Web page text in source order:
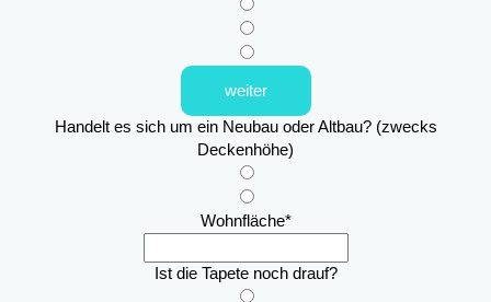
weiter
Handelt es sich um ein Neubau oder Altbau? (zwecks
Deckenhöhe)
Wohnfläche*
Ist die Tapete noch drauf?